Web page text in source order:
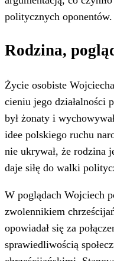
politycznych oponentów.
Rodzina,
Życie osobiste
cieniu jego działalności
był żonaty i
idee polskiego ruchu
nie ukrywał, że rodzina
daje siłę do walki
W poglądach Wojciech
zwolennikiem
opowiadał się za
sprawiedliwością